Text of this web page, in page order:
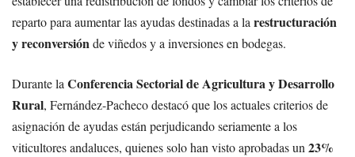
reparto para aumentar las ayudas destinadas a la restructuración
y reconversiónde viñedos y a inversiones en bodegas.
Durante la Conferencia Sectorial de Agricultura y Desarrollo
Rural, Fernández-Pacheco destacó que los actuales criterios de
asignación de ayudas están perjudicando seriamente a los
viticultores andaluces, quienes solo han visto aprobadas un 23%